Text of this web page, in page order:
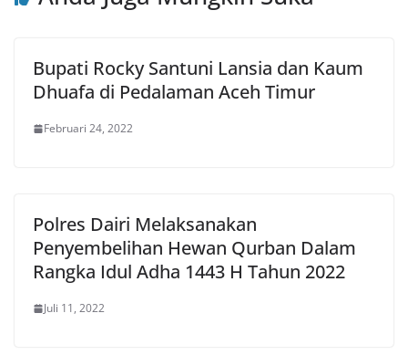
Bupati Rocky Santuni Lansia dan Kaum
Dhuafa di Pedalaman Aceh Timur
Februari 24, 2022
Polres Dairi Melaksanakan
Penyembelihan Hewan Qurban Dalam
Rangka Idul Adha 1443 H Tahun 2022
Juli 11, 2022